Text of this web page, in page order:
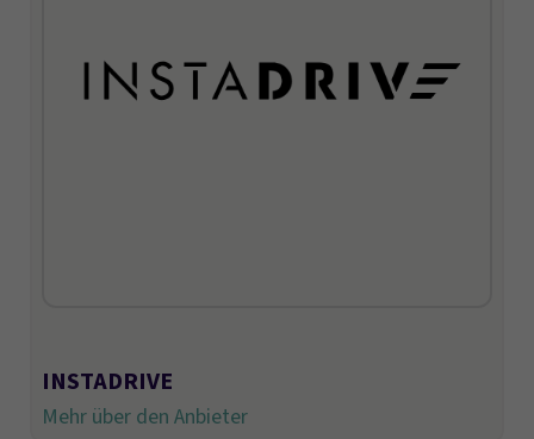
INSTADRIVE
Mehr über den Anbieter